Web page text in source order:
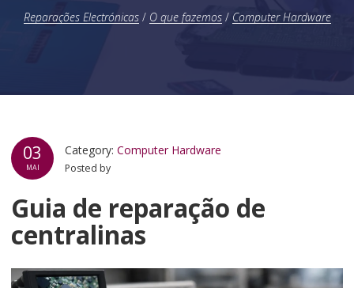
Reparações Electrónicas/ O que fazemos/ Computer Hardware
03
MAI
Category:Computer Hardware
Posted by
Guia de reparação de
centralinas